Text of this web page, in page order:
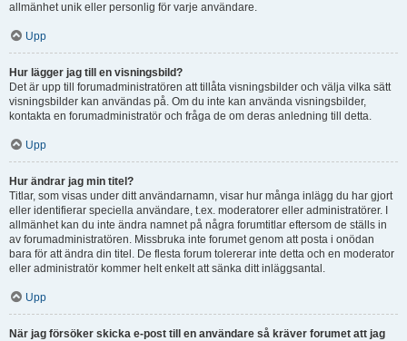
allmänhet unik eller personlig för varje användare.
Upp
Hur lägger jag till en visningsbild?
Det är upp till forumadministratören att tillåta visningsbilder och välja vilka sätt
visningsbilder kan användas på. Om du inte kan använda visningsbilder,
kontakta en forumadministratör och fråga de om deras anledning till detta.
Upp
Hur ändrar jag min titel?
Titlar, som visas under ditt användarnamn, visar hur många inlägg du har gjort
eller identifierar speciella användare, t.ex. moderatorer eller administratörer. I
allmänhet kan du inte ändra namnet på några forumtitlar eftersom de ställs in
av forumadministratören. Missbruka inte forumet genom att posta i onödan
bara för att ändra din titel. De flesta forum tolererar inte detta och en moderator
eller administratör kommer helt enkelt att sänka ditt inläggsantal.
Upp
När jag försöker skicka e-post till en användare så kräver forumet att jag